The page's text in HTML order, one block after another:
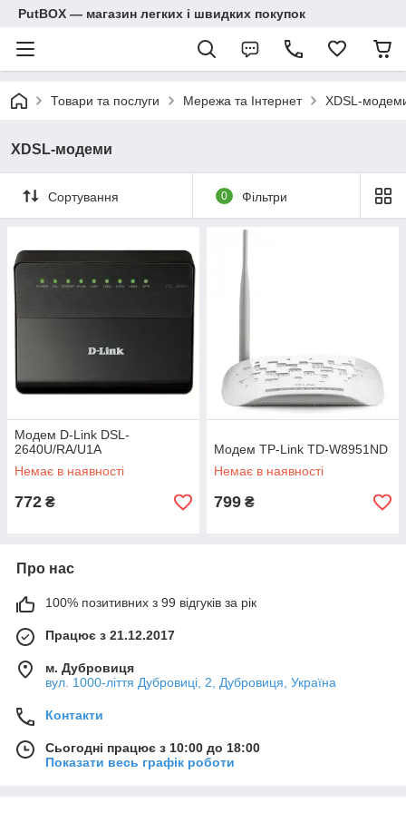
PutBOX — магазин легких і швидких покупок
Товари та послуги Мережа та Інтернет XDSL-
XDSL-модеми
Сортування 0 Фільтри
Модем D-Link DSL-
2640U/RA/U1A
Немає в наявності
772 ₴
Модем TP-Link TD-W8951ND
Немає в наявності
799 ₴
Про нас
100% позитивних з 99 відгуків за рік
Працює з 21.12.2017
м. Дубровиця
вул. 1000-ліття Дубровиці, 2, Дубровиця, Україна
Контакти
Сьогодні працює з 10:00 до 18:00
Показати весь графік роботи